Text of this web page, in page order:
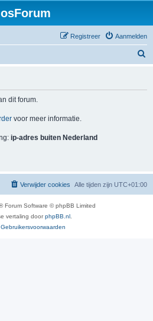
Aanmelden
Registreer
dit forum.
voor meer informatie.
ip-adres buiten Nederland
Alle tijden zijn UTC+01:00
Verwijder cookies
Forum Software © phpBB Limited
vertaling doorphpBB.nl
Gebruikersvoorwaarden